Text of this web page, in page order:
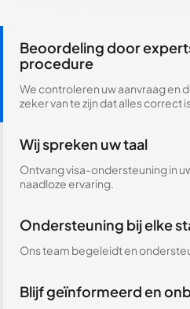
Beoordeling door
procedure
We controleren uw aanvraag en
zeker van te zijn dat alles correct
Wij spreken uw taal
Ontvang visa-ondersteuning in
naadloze ervaring.
Ondersteuning bij elke
Ons team begeleidt en
Blijf geïnformeerd en